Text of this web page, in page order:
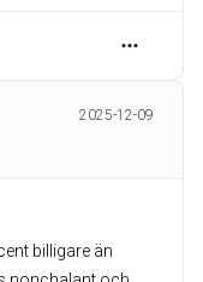
2025-12-09
billigare än